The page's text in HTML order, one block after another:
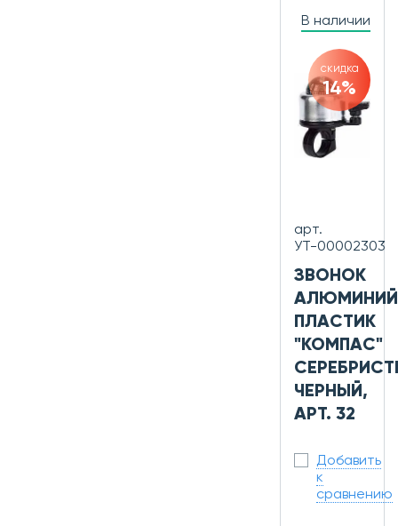
В наличии
скидка
14%
арт.
УТ-00002303
ЗВОНОК
ПЛАСТИК
"КОМПАС"
ЧЕРНЫЙ,
АРТ. 32
Добавить
к
сравнению